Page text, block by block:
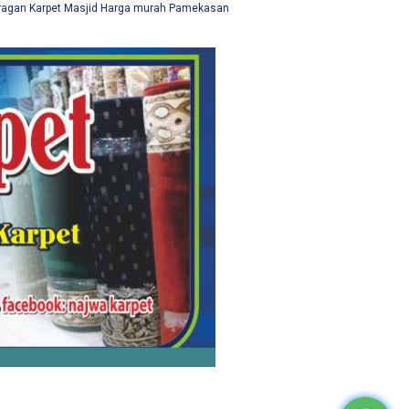
Karpet Masjid Harga murah Pamekasan